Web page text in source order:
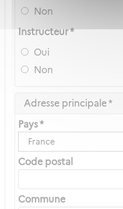
Non
Instructeur *
Oui
Non
Adresse principale *
Pays *
France
Code postal
Commune